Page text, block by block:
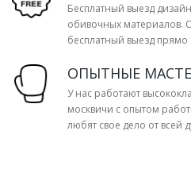
Бесплатный выезд
обивочных материалов.
бесплатный выезд прямо
ОПЫТНЫЕ
У нас работают
москвичи с опытом
любят свое дело от всей